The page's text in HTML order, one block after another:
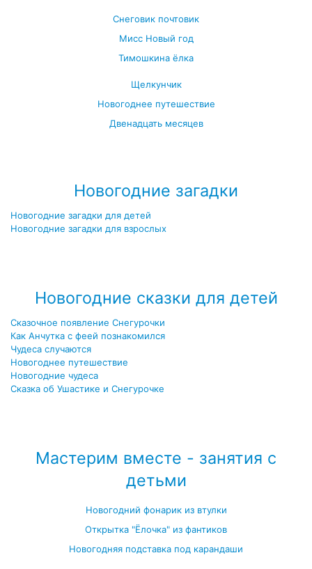
Снеговик почтовик
Мисс Новый год
Тимошкина ёлка
Щелкунчик
Новогоднее путешествие
Двенадцать месяцев
Новогодние загадки
Новогодние загадки для детей
Новогодние загадки для взрослых
Новогодние сказки для детей
Сказочное появление Снегурочки
Как Анчутка с феей познакомился
Чудеса случаются
Новогоднее путешествие
Новогодние чудеса
Сказка об Ушастике и Снегурочке
Мастерим вместе - занятия с
детьми
Новогодний фонарик из втулки
Открытка "Ёлочка" из фантиков
Новогодняя подставка под карандаши